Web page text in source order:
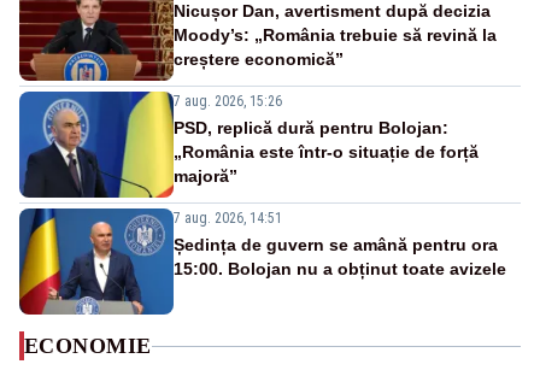
Nicușor Dan, avertisment după decizia
Moody’s: „România trebuie să revină la
creștere economică”
7 aug. 2026, 15:26
PSD, replică dură pentru Bolojan:
„România este într-o situație de forță
majoră”
7 aug. 2026, 14:51
Ședința de guvern se amână pentru ora
15:00. Bolojan nu a obținut toate avizele
ECONOMIE